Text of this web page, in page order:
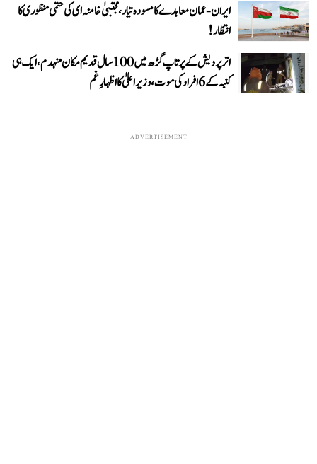
ایران-عمان معاہدے کا مسودہ تیار، مجتبیٰ خامنہ ای کی حتمی منظوری کا
انتظار!
اتر پردیش کے پرتاپ گڑھ میں 100 سال قدیم مکان منہدم، ایک ہی
کنبہ کے 6 افراد کی موت، وزیر اعلیٰ کا اظہارِ غم
ADVERTISEMENT